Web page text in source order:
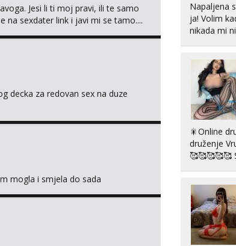
Jesi li ti moj pravi, ili te samo
na sexdater link i javi mi se tamo....
decka za redovan sex na duze
mogla i smjela do sada
Napaljena
ja! Volim
nikada mi
cekam te!
🎇Online
druženje
🥰🥰🥰🥰🥰
RADIM